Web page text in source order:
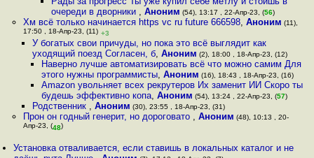
очереди в дворники , Аноним (54), 13:17 , 22-Апр-23, (56)
Хм всё только начинается https vc ru future 666598, Аноним (11),
17:50 , 18-Апр-23, (11) +3
У богатых свои причуды, но пока это всё выглядит как
уходящий поезд Согласен, б, Аноним (2), 18:00 , 18-Апр-23, (12)
Наверно лучше автоматизировать всё что можно самим Для
этого нужны программисты,Аноним (16), 18:43 , 18-Апр-23, (16)
Amazon увольняет всех рекрутеров Их заменит ИИ Скоро ты
будешь эффективно копа,Аноним (54), 13:24 , 22-Апр-23, (57)
Родственник , Аноним (30), 23:55 , 18-Апр-23, (31)
Прон он годный генерит, но дороговато , Аноним (48), 10:13 , 20-
Апр-23, (48)
Установка отваливается, если ставишь в локальных каталог и не